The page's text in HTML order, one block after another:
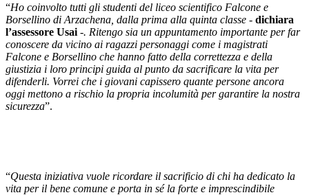
“Ho coinvolto tutti gli studenti del liceo scientifico Falcone e
Borsellino di Arzachena, dalla prima alla quinta classe - dichiara
l’assessore Usai -. Ritengo sia un appuntamento importante per far
conoscere da vicino ai ragazzi personaggi come i magistrati
Falcone e Borsellino che hanno fatto della correttezza e della
giustizia i loro principi guida al punto da sacrificare la vita per
difenderli. Vorrei che i giovani capissero quante persone ancora
oggi mettono a rischio la propria incolumità per garantire la nostra
sicurezza”.
“Questa iniziativa vuole ricordare il sacrificio di chi ha dedicato la
vita per il bene comune e porta in sé la forte e imprescindibile